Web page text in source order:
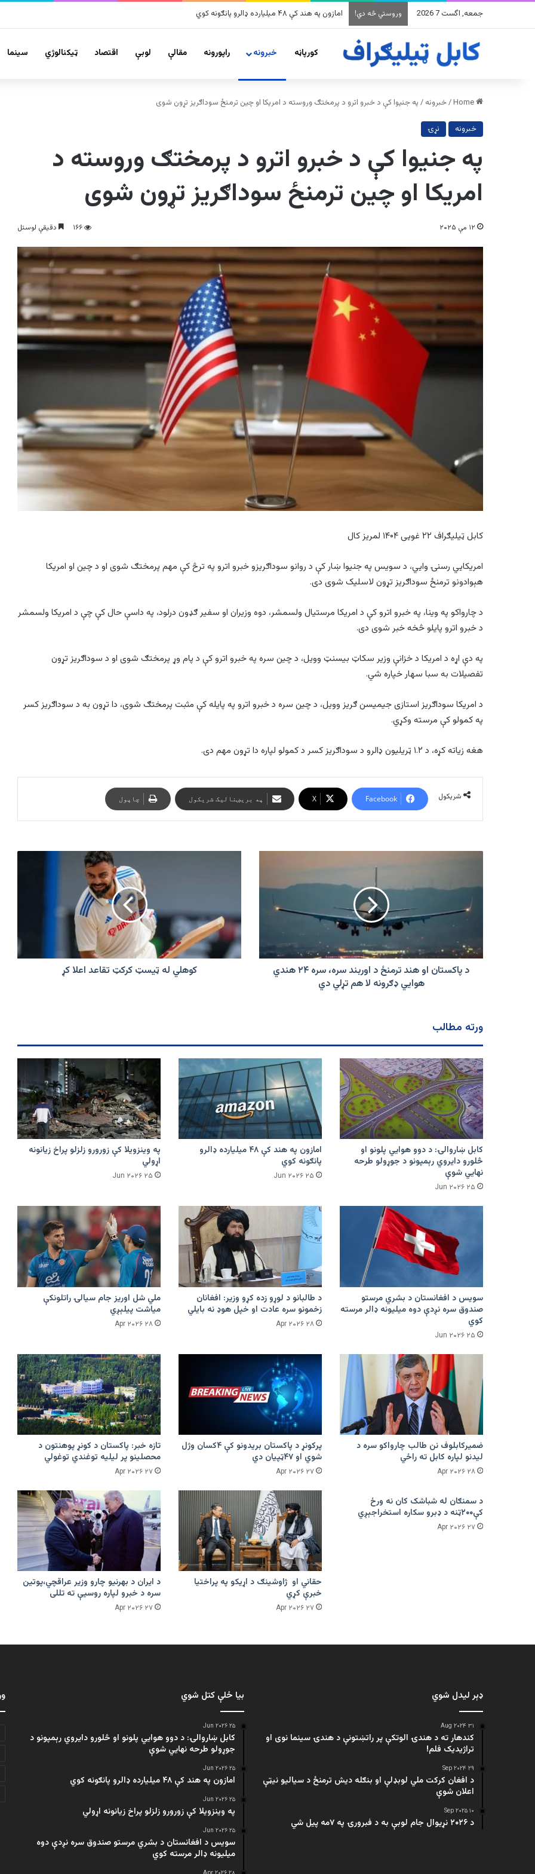
جمعه, اگست 7 2026 وروستي څه دي! په وینزویلا کې زورورو زلزلو پراخ زیانونه اړولي
کورپاڼه خبرونه راپورونه مقالې لوبې اقتصاد ټیکنالوژي سينما
/خبرونه / په جنیوا کې د خبرو اترو د پرمختګ وروسته د امریکا او چین ترمنځ سوداګریز تړون شوی
خبرونه نړۍ
په جنیوا کې د خبرو اترو د پرمختګ وروسته د
امریکا او چین ترمنځ سوداګریز تړون شوی
۱۲ مې ۲۰۲۵ ۱۶۶ دقیقې لوستل
کابل ټیلیګراف ۲۲ غویی ۱۴۰۴ لمریز کال
امریکایي رسنۍ وایي، د سویس په جنیوا ښار کې د روانو سوداګریزو خبرو اترو په ترڅ کې مهم پرمختګ شوی او د چین او امریکا
هېوادونو ترمنځ سوداګریز تړون لاسلیک شوی دی.
د چارواکو په وینا، په خبرو اترو کې د امریکا مرستیال ولسمشر، دوه وزیران او سفیر ګډون درلود، په داسې حال کې چې د امریکا ولسمشر
د خبرو اترو پایلو څخه خبر شوی دی.
په دې اړه د امریکا د خزانې وزیر سکاټ بیسنټ وویل، د چین سره په خبرو اترو کې د پام وړ پرمختګ شوی او د سوداګریز تړون
تفصیلات به سبا سهار خپاره شي.
د امریکا سوداګریز استازی جیمیسن ګریز وویل، د چین سره د خبرو اترو په پایله کې مثبت پرمختګ شوی، دا تړون به د سوداګریز کسر
په کمولو کې مرسته وکړي.
هغه زیاته کړه، د ۱.۲ ټریلیون ډالرو د سوداګریز کسر د کمولو لپاره دا تړون مهم دی.
شریکول Facebook
X په بریښنالیک شریکول چاپول
د
ترمنځ
سره،
سره
هم
تړلي
دي
د پاکستان او هند ترمنځ د اوربند سره، سره ۲۴ هندي
هوايي ډګرونه لا هم تړلي دي
اعلا
کوهلي له ټیسټ کرکټ تقاعد اعلا کړ
ورته مطالب
کابل ښاروالۍ: د دوو هوايي پلونو او
څلورو دایروي رېمپونو د جوړولو طرحه
نهایي شوې
۲۵ Jun ۲۰۲۶
امازون په هند کې ۴۸ میلیارده ډالرو
پانګونه کوي
۲۵ Jun ۲۰۲۶
په وینزویلا کې زورورو زلزلو پراخ زیانونه
اړولي
۲۵ Jun ۲۰۲۶
سویس د افغانستان د بشري مرستو
صندوق سره نږدې دوه میلیونه ډالر مرسته
کوي
۲۵ Jun ۲۰۲۶
د طالبانو د لوړو زده کړو وزیر: افغانان
زخمونو سره عادت او خپل هوډ نه بایلي
۲۸ Apr ۲۰۲۶
ملي شل اوریز جام سیالۍ راتلونکې
میاشت پیلېږي
۲۸ Apr ۲۰۲۶
ضمیرکابلوف نن طالب چارواکو سره د
لیدنو لپاره کابل ته راځي
۲۸ Apr ۲۰۲۶
پرکونړ د پاکستان بریدونو کې ۴کسان وژل
شوي او ۴۷ټپیان دي
۲۷ Apr ۲۰۲۶
تازه خبر: پاکستان د کونړ پوهنتون د
محصلینو پر لیلیه توغندي توغولي
۲۷ Apr ۲۰۲۶
د سمنګان له شباشک کان نه ورځ
کې۲۰۰ټنه د ډبرو سکاره استخراجېږي
۲۷ Apr ۲۰۲۶
حقاني او ژاوشینګ د اړیکو په پراختیا
خبرې کړي
۲۷ Apr ۲۰۲۶
د ایران د بهرنیو چارو وزیر عراقچي،پوتین
سره د خبرو لپاره روسیې ته تللی
۲۷ Apr ۲۰۲۶
ډېر لیدل شوي
۳۱ Aug ۲۰۲۴
کندهار ته د هندۍ الوتکې پر راتښتونې د هندۍ سینما نوی او
تراژيديک فلم!
۲۹ Sep ۲۰۲۴
د افغان کرکت ملي لوبډلې او بنګله دیش ترمنځ د سیالیو نیټې
اعلان شوې
۱۰ Sep ۲۰۲۵
د ۲۰۲۶ نړیوال جام لوبې به د فبرورۍ په ۷مه پیل شي
بیا ځلې کتل شوي
۲۵ Jun ۲۰۲۶
کابل ښاروالۍ: د دوو هوايي پلونو او څلورو دایروي رېمپونو د
جوړولو طرحه نهایي شوې
۲۵ Jun ۲۰۲۶
امازون په هند کې ۴۸ میلیارده ډالرو پانګونه کوي
۲۵ Jun ۲۰۲۶
په وینزویلا کې زورورو زلزلو پراخ زیانونه اړولي
۲۵ Jun ۲۰۲۶
سویس د افغانستان د بشري مرستو صندوق سره نږدې دوه
میلیونه ډالر مرسته کوي